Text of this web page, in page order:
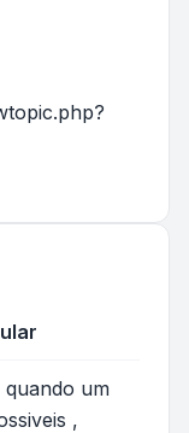
quando um
,